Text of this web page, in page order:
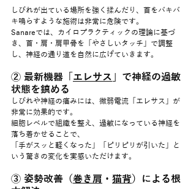
しびれが出ている場所を強く揉んだり、首をバキバ
キ鳴らすような施術は非常に危険です。
Sanareでは、カイロプラクティックの理論に基づ
き、首・肩・肩甲骨を「やさしいタッチ」で調整
し、神経の通り道を自然に広げていきます。
② 最新機器「 エレサス 」で神経の過敏
状態を鎮める
しびれや神経の痛みには、微弱電流「エレサス」が
非常に効果的です。
細胞レベルで組織を整え、過敏になっている神経を
落ち着かせることで、
「手がスッと軽くなった」「ピリピリが引いた」と
いう驚きの変化を実感いただけます。
③ 姿勢改善（巻き肩 ・ 猫背）による根